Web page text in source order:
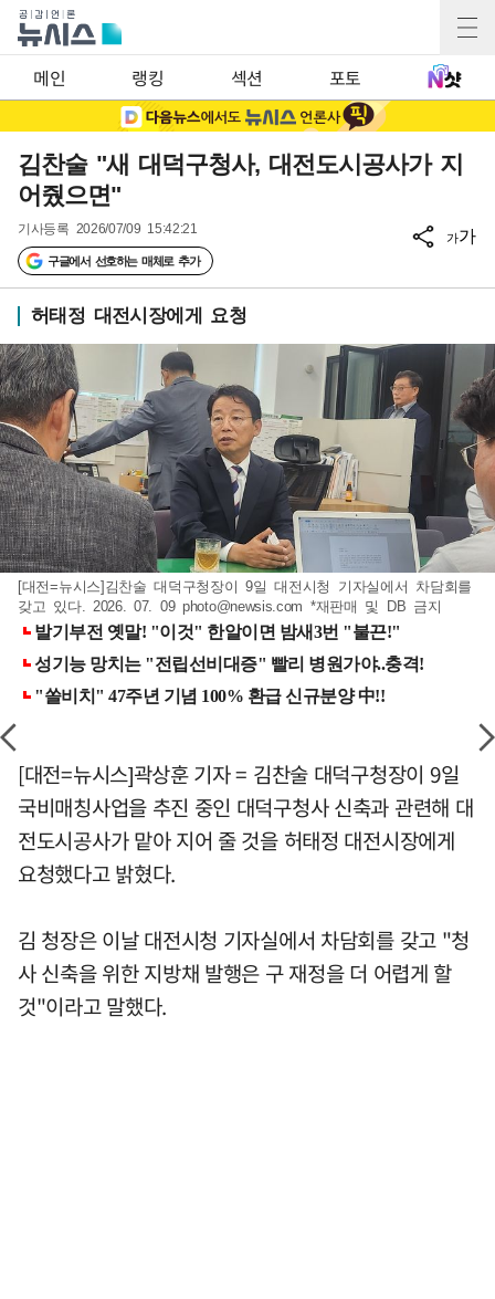
메인 랭킹 섹션 포토
김찬술 "새 대덕구청사, 대전도시공사가 지
어줬으면"
기사등록 2026/07/09 15:42:21
구글에서 선호하는 매체로 추가
가가
허태정 대전시장에게 요청
[대전=뉴시스]김찬술 대덕구청장이 9일 대전시청 기자실에서 차담회를
갖고 있다. 2026. 07. 09 photo@newsis.com *재판매 및 DB 금지
[대전=뉴시스]곽상훈 기자 = 김찬술 대덕구청장이 9일
국비매칭사업을 추진 중인 대덕구청사 신축과 관련해 대
전도시공사가 맡아 지어 줄 것을 허태정 대전시장에게
요청했다고 밝혔다.
김 청장은 이날 대전시청 기자실에서 차담회를 갖고 "청
사 신축을 위한 지방채 발행은 구 재정을 더 어렵게 할
것"이라고 말했다.